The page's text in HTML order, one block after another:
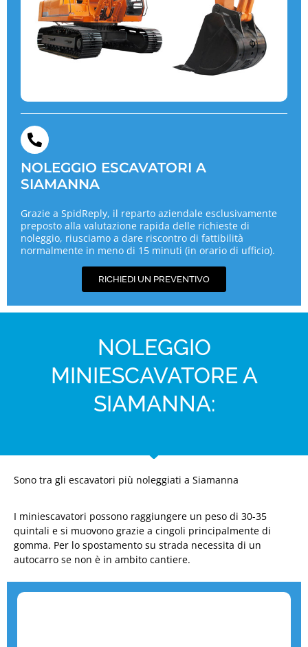
NOLEGGIO ESCAVATORI A
SIAMANNA
Grazie a SpidReply, il reparto aziendale esclusivamente
preposto alla valutazione rapida delle richieste di
noleggio, riusciamo a dare riscontro di fattibilità
normalmente in meno di 15 minuti (in orario di ufficio).
RICHIEDI UN PREVENTIVO
NOLEGGIO
MINIESCAVATORE A
SIAMANNA:
Sono tra gli escavatori più noleggiati a Siamanna
I miniescavatori possono raggiungere un peso di 30-35
quintali e si muovono grazie a cingoli principalmente di
gomma. Per lo spostamento su strada necessita di un
autocarro se non è in ambito cantiere.